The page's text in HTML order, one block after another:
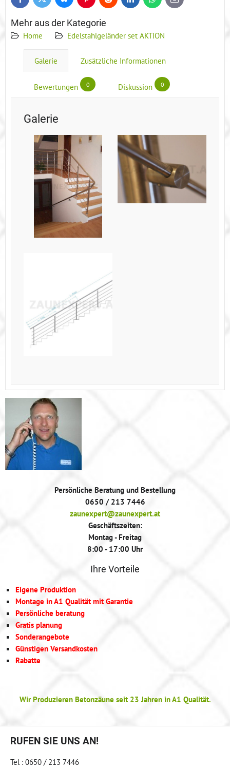
mail
Mehr aus der Kategorie
Home Edelstahlgeländer set AKTION
Galerie Zusätzliche Informationen
Bewertungen 0 Diskussion 0
Galerie
Persönliche Beratung und Bestellung
0650 / 213 7446
zaunexpert@zaunexpert.at
Geschäftszeiten:
Montag - Freitag
8:00 - 17:00 Uhr
Ihre Vorteile
Eigene Produktion
Montage in A1 Qualität mit Garantie
Persönliche beratung
Gratis planung
Sonderangebote
Günstigen Versandkosten
Rabatte
Wir Produzieren Betonzäune seit 23 Jahren in A1 Qualität.
RUFEN SIE UNS AN!
Tel : 0650 / 213 7446